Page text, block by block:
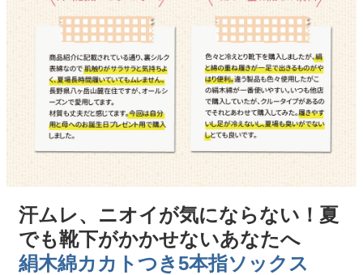
汗ムレ、ニオイが気にならない！夏
でも靴下がかかせないあなたへ
絹木綿カカトつき5本指ソックス